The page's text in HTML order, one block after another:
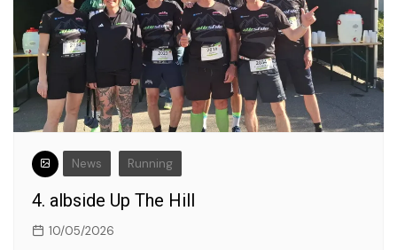
News Running
4. albside Up The Hill
10/05/2026